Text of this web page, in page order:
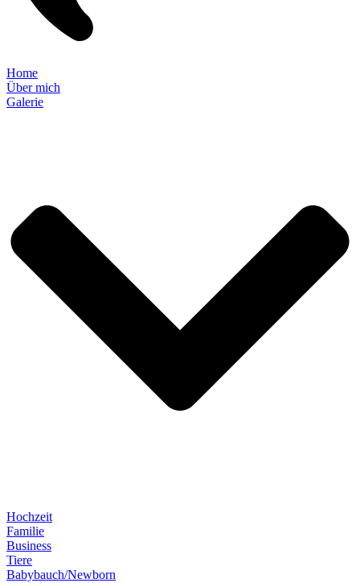
Home
Über mich
Galerie
Hochzeit
Familie
Business
Tiere
Babybauch/Newborn